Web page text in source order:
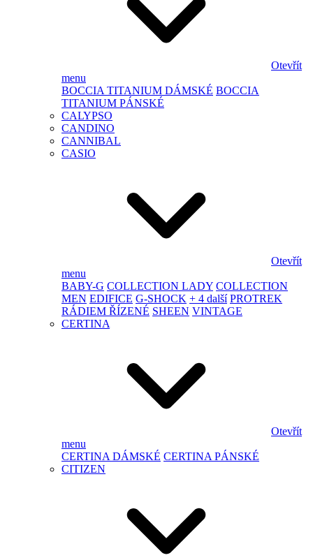
Otevřít
menu
BOCCIA TITANIUM DÁMSKÉ BOCCIA
TITANIUM PÁNSKÉ
CALYPSO
CANDINO
CANNIBAL
CASIO
Otevřít
menu
BABY-G COLLECTION LADY COLLECTION
MEN EDIFICE G-SHOCK + 4 další PROTREK
RÁDIEM ŘÍZENÉ SHEEN VINTAGE
CERTINA
Otevřít
menu
CERTINA DÁMSKÉ CERTINA PÁNSKÉ
CITIZEN